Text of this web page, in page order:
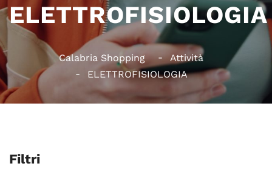
ELETTROFISIOLOGIA
Calabria Shopping
Attività
ELETTROFISIOLOGIA
Filtri